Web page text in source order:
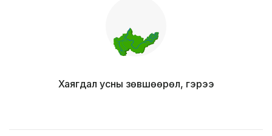
Хаягдал усны зөвшөөрөл, гэрээ